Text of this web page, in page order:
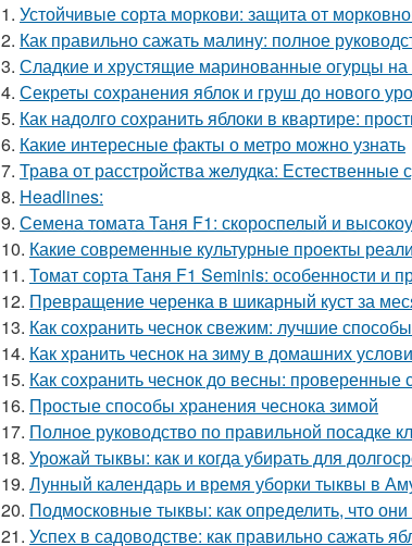
1. Устойчивые сорта моркови: защита от
2. Как правильно сажать малину: полное
3. Сладкие и хрустящие маринованные огурцы на
4. Секреты сохранения яблок и груш до нового
5. Как надолго сохранить яблоки в квартире:
6. Какие интересные факты о метро можно узнать
7. Трава от расстройства желудка:
8. Headlines:
9. Семена томата Таня F1: скороспелый и
10. Какие современные культурные проекты
11. Томат сорта Таня F1 Seminis: особенности и
12. Превращение черенка в шикарный куст за
13. Как сохранить чеснок свежим: лучшие
14. Как хранить чеснок на зиму в домашних
15. Как сохранить чеснок до весны:
16. Простые способы хранения чеснока зимой
17. Полное руководство по правильной посадке
18. Урожай тыквы: как и когда убирать для
19. Лунный календарь и время уборки тыквы в
20. Подмосковные тыквы: как определить, что они
21. Успех в садоводстве: как правильно сажать